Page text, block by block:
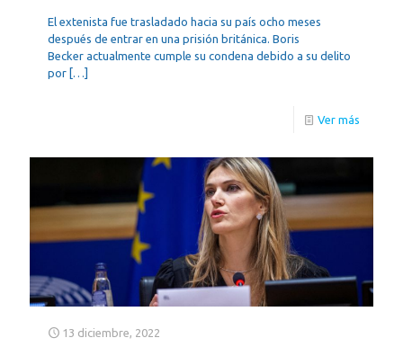
El extenista fue trasladado hacia su país ocho meses
después de entrar en una prisión británica. Boris
Becker actualmente cumple su condena debido a su delito
por […]
Ver más
13 diciembre, 2022